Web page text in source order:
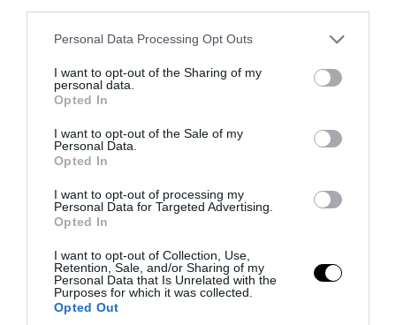
Please note that this website/app uses one or more Google
not limited to your visit or usage behaviour. You may click to
grant or deny consent to Google and its third-party tags to
use your data for below specified purposes in below Google
consent section.
Personal Data Processing Opt Outs
I want to opt-out of the Sharing of my
personal data.
Opted In
I want to opt-out of the Sale of my
Personal Data.
Opted In
I want to opt-out of processing my
Personal Data for Targeted Advertising.
Opted In
I want to opt-out of Collection, Use,
Retention, Sale, and/or Sharing of my
Personal Data that Is Unrelated with the
Purposes for which it was collected.
Opted Out
PRONEWS.GR /ΕΣΩΤΕΡΙΚΗ ΑΣΦΑΛΕΙΑ
Παλαιό Φάληρο: Συνελήφθη 40χρονο
μέλος της οργάνωσης του «Έντικ» –
Συμμετείχε σε εκβιασμούς &